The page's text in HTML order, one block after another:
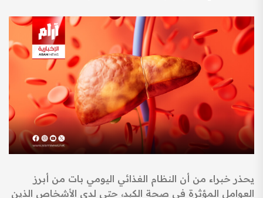
يحذر خبراء من أن النظام الغذائي اليومي بات من أبرز
العوامل المؤثرة في صحة الكبد، حتى لدى الأشخاص الذين